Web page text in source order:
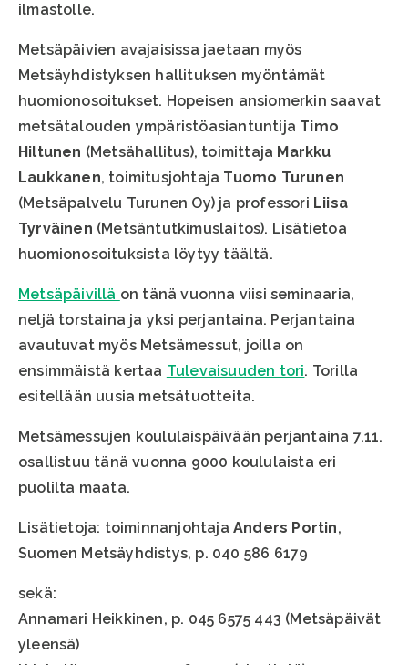
ilmastolle.
Metsäpäivien avajaisissa jaetaan myös
Metsäyhdistyksen hallituksen myöntämät
huomionosoitukset. Hopeisen ansiomerkin saavat
metsätalouden ympäristöasiantuntija Timo
Hiltunen (Metsähallitus), toimittaja Markku
Laukkanen, toimitusjohtaja Tuomo Turunen
(Metsäpalvelu Turunen Oy) ja professori Liisa
Tyrväinen (Metsäntutkimuslaitos). Lisätietoa
huomionosoituksista löytyy täältä.
Metsäpäivillä on tänä vuonna viisi seminaaria,
neljä torstaina ja yksi perjantaina. Perjantaina
avautuvat myös Metsämessut, joilla on
ensimmäistä kertaa Tulevaisuuden tori. Torilla
esitellään uusia metsätuotteita.
Metsämessujen koululaispäivään perjantaina 7.11.
osallistuu tänä vuonna 9000 koululaista eri
puolilta maata.
Lisätietoja: toiminnanjohtaja Anders Portin,
Suomen Metsäyhdistys, p. 040 586 6179
sekä:
Annamari Heikkinen, p. 045 6575 443 (Metsäpäivät
yleensä)